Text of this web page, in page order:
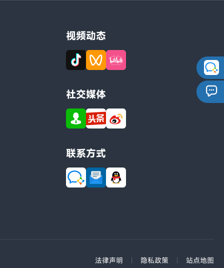
视频动态
社交媒体
联系方式
法律声明 | 隐私政策 | 站点地图